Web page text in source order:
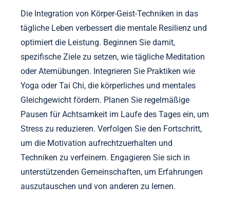
Die Integration von Körper-Geist-Techniken in das
tägliche Leben verbessert die mentale Resilienz und
optimiert die Leistung. Beginnen Sie damit,
spezifische Ziele zu setzen, wie tägliche Meditation
oder Atemübungen. Integrieren Sie Praktiken wie
Yoga oder Tai Chi, die körperliches und mentales
Gleichgewicht fördern. Planen Sie regelmäßige
Pausen für Achtsamkeit im Laufe des Tages ein, um
Stress zu reduzieren. Verfolgen Sie den Fortschritt,
um die Motivation aufrechtzuerhalten und
Techniken zu verfeinern. Engagieren Sie sich in
unterstützenden Gemeinschaften, um Erfahrungen
auszutauschen und von anderen zu lernen.